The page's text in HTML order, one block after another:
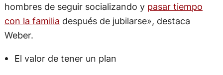
hombres de seguir socializando y pasar tiempo
con la familia después de jubilarse», destaca
Weber.
El valor de tener un plan